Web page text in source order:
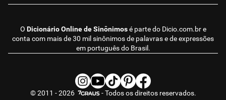
O Dicionário Online de Sinônimosé parte do Dicio.com.bre
conta com mais de 30 mil sinônimos de palavras e de expressões
em português do Brasil.
© 2011 - 2026 - Todos os direitos reservados.